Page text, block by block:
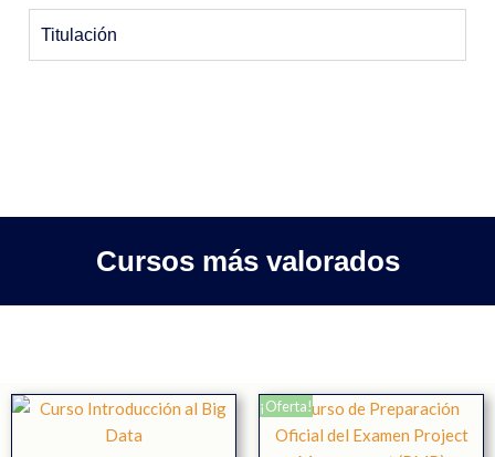
Titulación
Cursos más valorados
¡Oferta!